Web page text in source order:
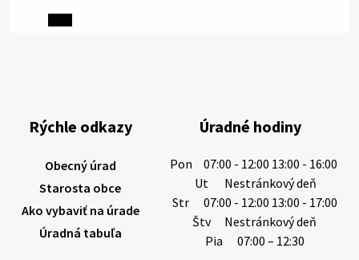
výdatnosti vodárenských zdrojov.
Západoslovenská vodárenská spoločnosť preto
6. augusta 2026 08:12
5. augusta 2026 13:10
Rýchle odkazy
Obecný úrad
Starosta obce
Ako vybaviť na úrade
Úradná tabuľa
Úradné hodiny
Pon
07:00 - 12:00 13:00 - 16:00
Ut
Nestránkový deň
Str
07:00 - 12:00 13:00 - 17:00
Štv
Nestránkový deň
Pia
07:00 – 12:30